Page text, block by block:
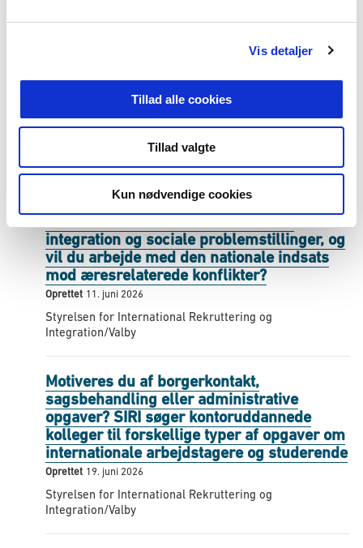
Vis detaljer
Tillad alle cookies
Tillad valgte
Kun nødvendige cookies
Oprettet 25. juni 2026
Styrelsen for International Rekruttering og
Integration
integration og sociale problemstillinger, og
vil du arbejde med den nationale indsats
mod æresrelaterede konflikter?
Oprettet 11. juni 2026
Styrelsen for International Rekruttering og
Integration/Valby
Motiveres du af borgerkontakt,
sagsbehandling eller administrative
opgaver? SIRI søger kontoruddannede
kolleger til forskellige typer af opgaver om
internationale arbejdstagere og studerende
Oprettet 19. juni 2026
Styrelsen for International Rekruttering og
Integration/Valby